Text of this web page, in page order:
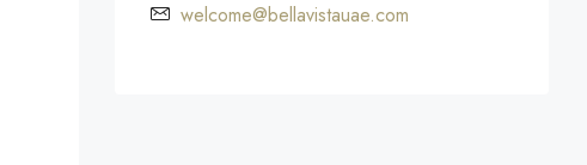
welcome@bellavistauae.com